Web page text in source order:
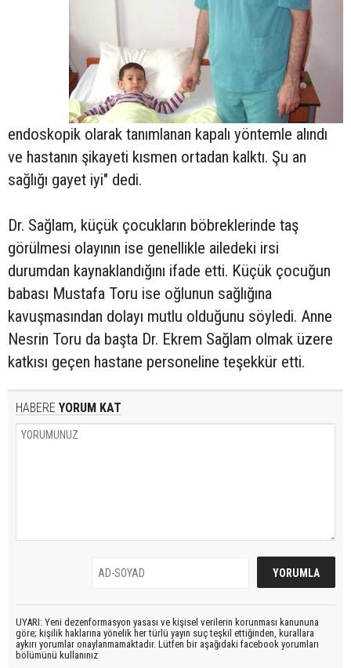
endoskopik olarak tanımlanan kapalı yöntemle alındı
ve hastanın şikayeti kısmen ortadan kalktı. Şu an
sağlığı gayet iyi" dedi.
Dr. Sağlam, küçük çocukların böbreklerinde taş
görülmesi olayının ise genellikle ailedeki irsi
durumdan kaynaklandığını ifade etti. Küçük çocuğun
babası Mustafa Toru ise oğlunun sağlığına
kavuşmasından dolayı mutlu olduğunu söyledi. Anne
Nesrin Toru da başta Dr. Ekrem Sağlam olmak üzere
katkısı geçen hastane personeline teşekkür etti.
HABERE YORUM KAT
UYARI: Yeni dezenformasyon yasası ve kişisel verilerin korunması kanununa
göre; kişilik haklarına yönelik her türlü yayın suç teşkil ettiğinden, kurallara
aykırı yorumlar onaylanmamaktadır. Lütfen bir aşağıdaki facebook yorumları
bölümünü kullanınız